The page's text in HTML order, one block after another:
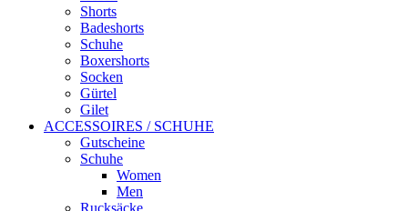
Shorts
Badeshorts
Schuhe
Boxershorts
Socken
Gürtel
Gilet
ACCESSOIRES / SCHUHE
Gutscheine
Schuhe
Women
Men
Rucksäcke